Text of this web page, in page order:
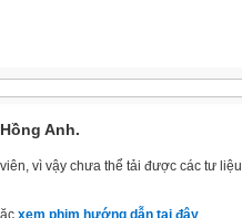
Anh.
vì vậy chưa thể tải được các tư liệu
xem phim hướng dẫn tại đây